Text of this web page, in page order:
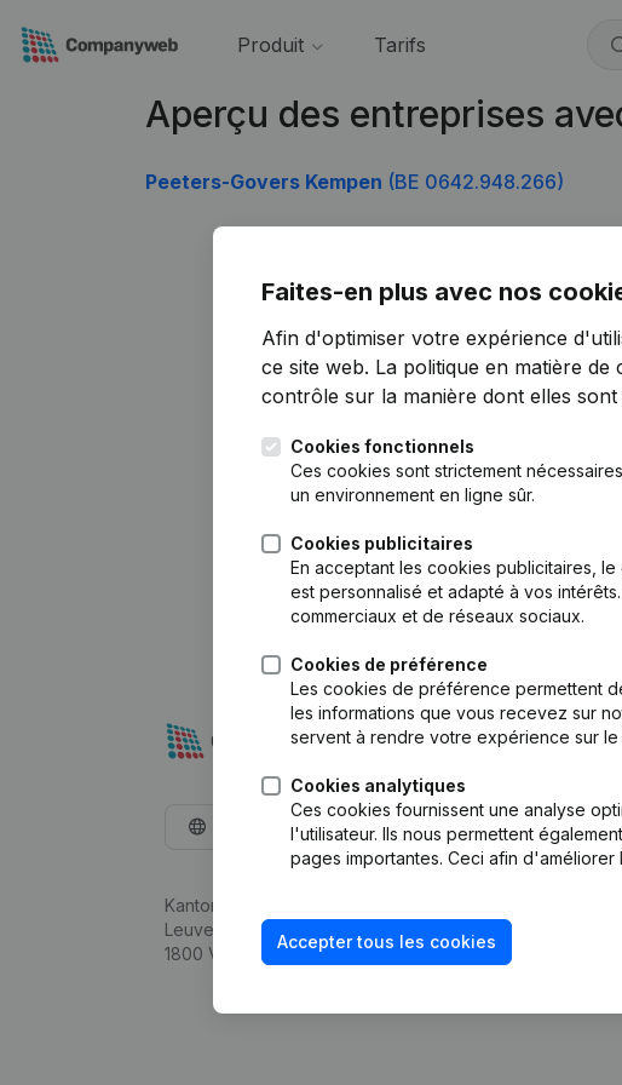
Produit Tarifs
Aperçu des entreprises
Peeters-Govers Kempen (BE 0642.948.266)
Faites-en plus avec nos
Afin d'optimiser votre expérience
ce site web. La politique en matière de
contrôle sur la manière dont elles sont
Cookies fonctionnels
Ces cookies sont strictement
un environnement en ligne sûr.
Cookies publicitaires
En acceptant les cookies publicitaires,
est personnalisé et adapté à vos
commerciaux et de réseaux sociaux.
Cookies de préférence
Les cookies de préférence permettent
les informations que vous recevez sur
servent à rendre votre expérience sur
Cookies analytiques
Ces cookies fournissent une analyse
l'utilisateur. Ils nous permettent
pages importantes. Ceci afin
Accepter tous les cookies
Français
Kantorenpark Everest
Leuvensesteenweg 248D,
1800 Vilvoorde